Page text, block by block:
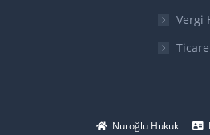
Vergi
Nuroğlu Hukuk